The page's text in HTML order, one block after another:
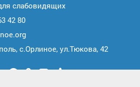
слабовидящих
42 80
с.Орлиное, ул.Тюкова, 42
МыМыМыМыМы